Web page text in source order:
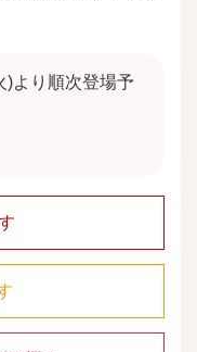
)より順次登場予